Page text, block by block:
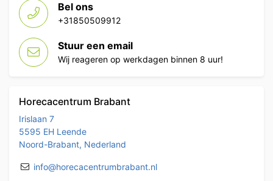
Bel ons
+31850509912
Stuur een email
Wij reageren op werkdagen binnen 8 uur!
Horecacentrum Brabant
Irislaan 7
5595 EH Leende
Noord-Brabant, Nederland
info@horecacentrumbrabant.nl